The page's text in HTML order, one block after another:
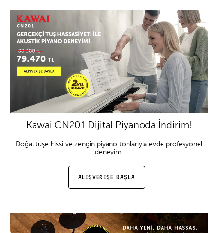
Kawai CN201 Dijital Piyanoda İndirim!
Doğal tuşe hissi ve zengin piyano tonlarıyla evde profesyonel
deneyim.
ALIŞVERİŞE BAŞLA